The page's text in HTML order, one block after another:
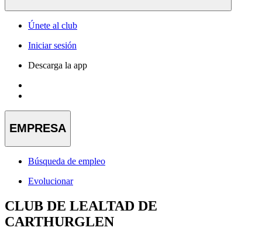
Únete al club
Iniciar sesión
Descarga la app
EMPRESA
Búsqueda de empleo
Evolucionar
CLUB DE LEALTAD DE
CARTHURGLEN